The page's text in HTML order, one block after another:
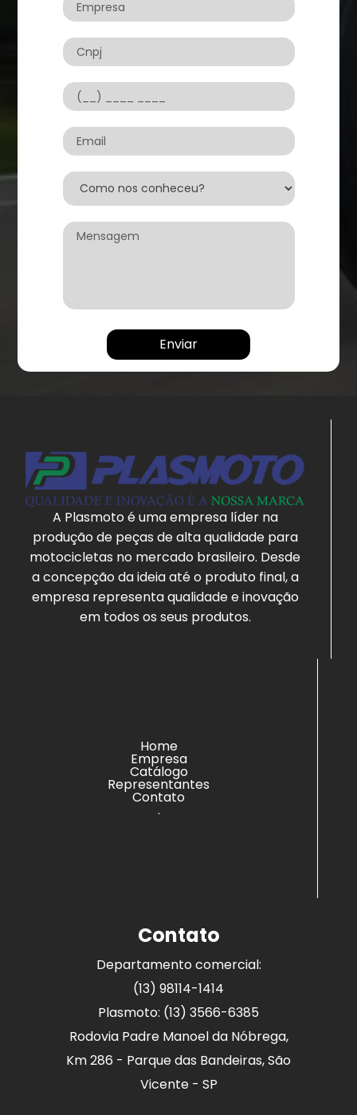
A Plasmoto é uma empresa líder na
produção de peças de alta qualidade para
motocicletas no mercado brasileiro. Desde
a concepção da ideia até o produto final, a
empresa representa qualidade e inovação
em todos os seus produtos.
Home
Empresa
Catálogo
Representantes
Contato
.
Contato
Departamento comercial:
(13) 98114-1414
Plasmoto: (13) 3566-6385
Rodovia Padre Manoel da Nóbrega,
Km 286 - Parque das Bandeiras, São
Vicente - SP